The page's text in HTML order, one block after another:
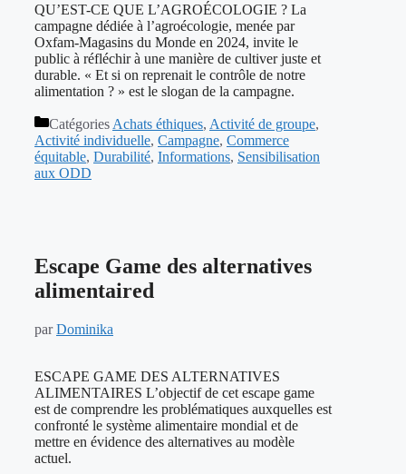
QU’EST-CE QUE L’AGROÉCOLOGIE ? La
campagne dédiée à l’agroécologie, menée par
Oxfam-Magasins du Monde en 2024, invite le
public à réfléchir à une manière de cultiver juste et
durable. « Et si on reprenait le contrôle de notre
alimentation ? » est le slogan de la campagne.
Catégories Achats éthiques, Activité de groupe,
Activité individuelle, Campagne, Commerce
équitable, Durabilité, Informations, Sensibilisation
aux ODD
Escape Game des alternatives
alimentaired
parDominika
ESCAPE GAME DES ALTERNATIVES
ALIMENTAIRES L’objectif de cet escape game
est de comprendre les problématiques auxquelles est
confronté le système alimentaire mondial et de
mettre en évidence des alternatives au modèle
actuel.